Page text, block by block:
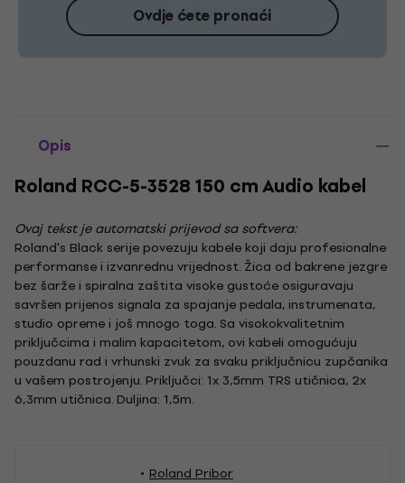
Ovdje ćete pronaći
Opis
Roland RCC-5-3528 150 cm Audio kabel
Ovaj tekst je automatski prijevod sa softvera:
Roland's Black serije povezuju kabele koji daju profesionalne
performanse i izvanrednu vrijednost. Žica od bakrene jezgre
bez šarže i spiralna zaštita visoke gustoće osiguravaju
savršen prijenos signala za spajanje pedala, instrumenata,
studio opreme i još mnogo toga. Sa visokokvalitetnim
priključcima i malim kapacitetom, ovi kabeli omogućuju
pouzdanu rad i vrhunski zvuk za svaku priključnicu zupčanika
u vašem postrojenju. Priključci: 1x 3,5mm TRS utičnica, 2x
6,3mm utičnica. Duljina: 1,5m.
Roland Pribor